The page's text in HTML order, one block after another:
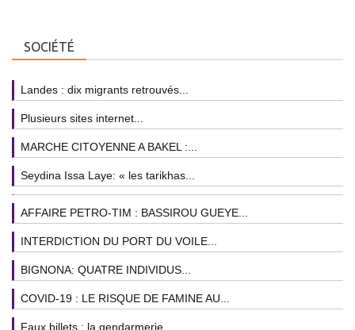
SOCIÉTÉ
Landes : dix migrants retrouvés...
Plusieurs sites internet...
MARCHE CITOYENNE A BAKEL :...
Seydina Issa Laye: « les tarikhas...
AFFAIRE PETRO-TIM : BASSIROU GUEYE...
INTERDICTION DU PORT DU VOILE...
BIGNONA: QUATRE INDIVIDUS...
COVID-19 : LE RISQUE DE FAMINE AU...
Faux billets : la gendarmerie...